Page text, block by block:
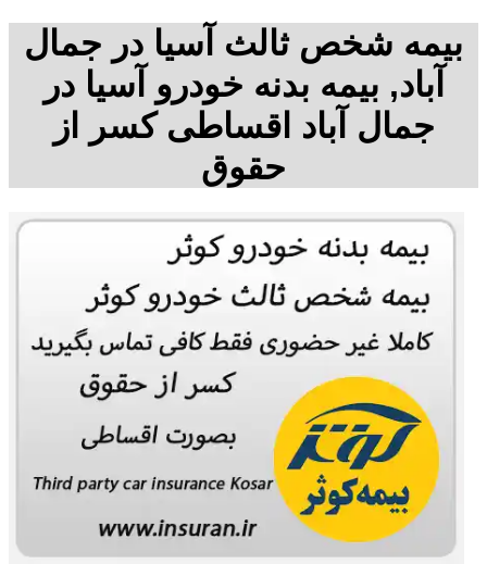
بیمه شخص ثالث آسیا در جمال
آباد, بیمه بدنه خودرو آسیا در
جمال آباد اقساطی کسر از
حقوق